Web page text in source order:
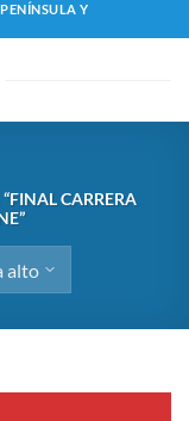
Y
CARRERA